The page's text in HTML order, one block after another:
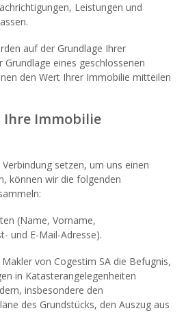
Leistungen und
auf der Grundlage Ihrer
eines geschlossenen
den Wert Ihrer Immobilie mitteilen
Ihre Immobilie
setzen, um uns einen
können wir die folgenden
(Name, Vorname,
und E-Mail-Adresse).
von Cogestim SA die Befugnis,
in Katasterangelegenheiten
insbesondere den
des Grundstücks, den Auszug aus